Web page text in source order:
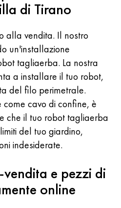
di Tirano
alla vendita. Il nostro
un'installazione
tagliaerba. La nostra
a installare il tuo robot,
del filo perimetrale.
cavo di confine, è
che il tuo robot tagliaerba
del tuo giardino,
indesiderate.
e pezzi di
online